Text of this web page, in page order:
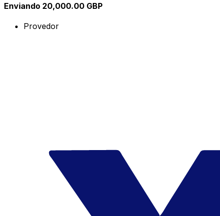
Enviando 20,000.00 GBP
Provedor